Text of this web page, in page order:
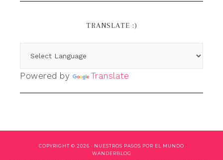
TRANSLATE :)
Powered by Translate
COPYRIGHT © 2026 · NUESTROS PASOS POR EL MUNDO
WANDERBLOG